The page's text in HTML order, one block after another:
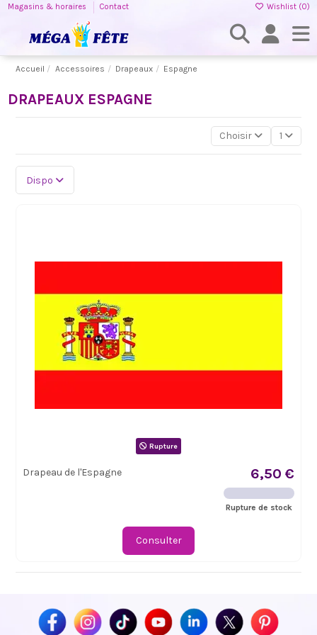
Magasins & horaires Contact Wishlist (0)
Accueil Accessoires Drapeaux Espagne
DRAPEAUX ESPAGNE
Choisir 1
Dispo
Rupture
Drapeau de l'Espagne 6,50 €
Rupture de stock
Consulter